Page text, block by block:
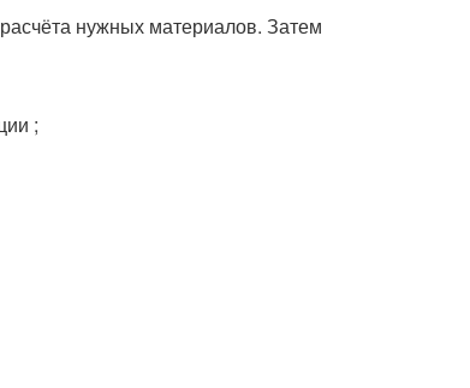
нужных материалов. Затем
;